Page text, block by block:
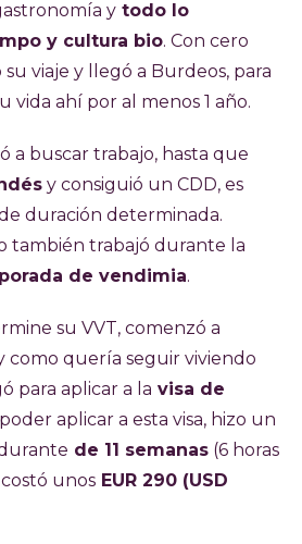
y todo lo
y cultura bio. Con cero
viaje y llegó a Burdeos, para
vida ahí por al menos 1 año.
a buscar trabajo, hasta que
y consiguió un CDD, es
duración determinada.
también trabajó durante la
de vendimia.
su VVT, comenzó a
como quería seguir viviendo
para aplicar a la visa de
aplicar a esta visa, hizo un
de 11 semanas (6 horas
unos EUR 290 (USD